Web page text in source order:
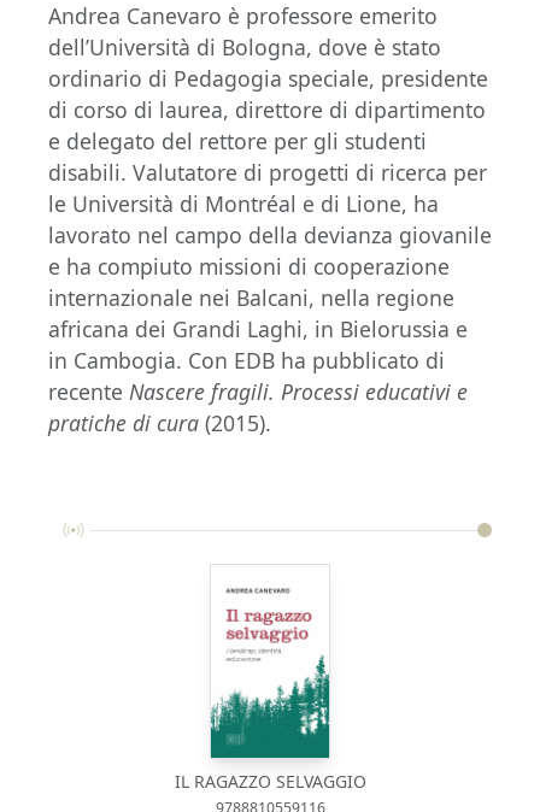
Andrea Canevaro è professore emerito
dell’Università di Bologna, dove è stato
ordinario di Pedagogia speciale, presidente
di corso di laurea, direttore di dipartimento
e delegato del rettore per gli studenti
disabili. Valutatore di progetti di ricerca per
le Università di Montréal e di Lione, ha
lavorato nel campo della devianza giovanile
e ha compiuto missioni di cooperazione
internazionale nei Balcani, nella regione
africana dei Grandi Laghi, in Bielorussia e
in Cambogia. Con EDB ha pubblicato di
recente Nascere fragili. Processi educativi e
pratiche di cura (2015).
IL RAGAZZO SELVAGGIO